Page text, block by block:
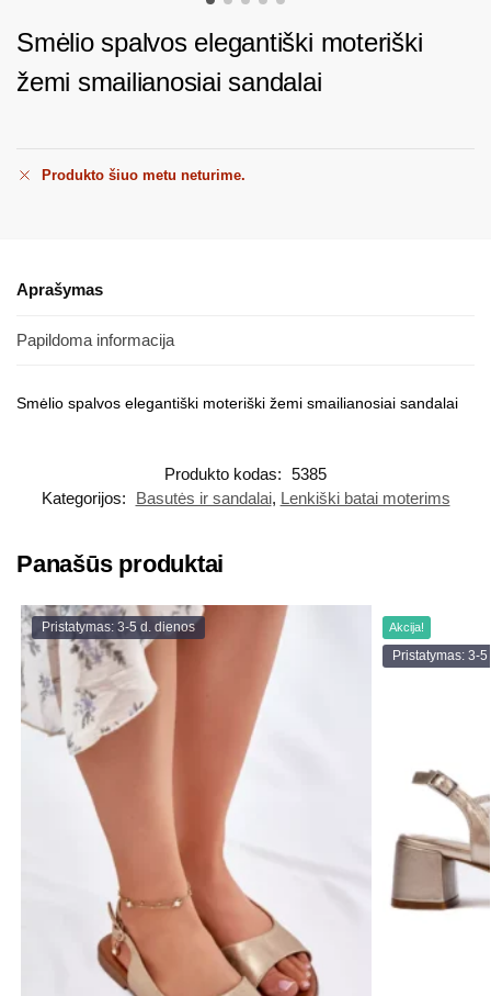
Smėlio spalvos elegantiški moteriški
žemi smailianosiai sandalai
Produkto šiuo metu neturime.
Aprašymas
Papildoma informacija
Smėlio spalvos elegantiški moteriški žemi smailianosiai sandalai
Produkto kodas: 5385
Kategorijos:
Basutės ir sandalai, Lenkiški batai moterims
Panašūs produktai
Pristatymas: 3-5 d. dienos Akcija!
Pristatymas: 3-